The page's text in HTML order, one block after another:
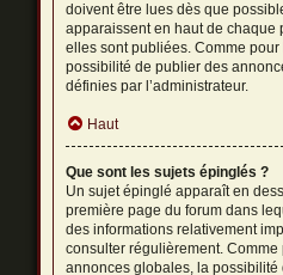
doivent être lues dès que
apparaissent en haut de chaque
elles sont publiées. Comme
possibilité de publier des
définies par l’administrateur.
Haut
Que sont les sujets épinglés ?
Un sujet épinglé apparaît en
première page du forum dans
des informations relativement
consulter régulièrement.
annonces globales, la